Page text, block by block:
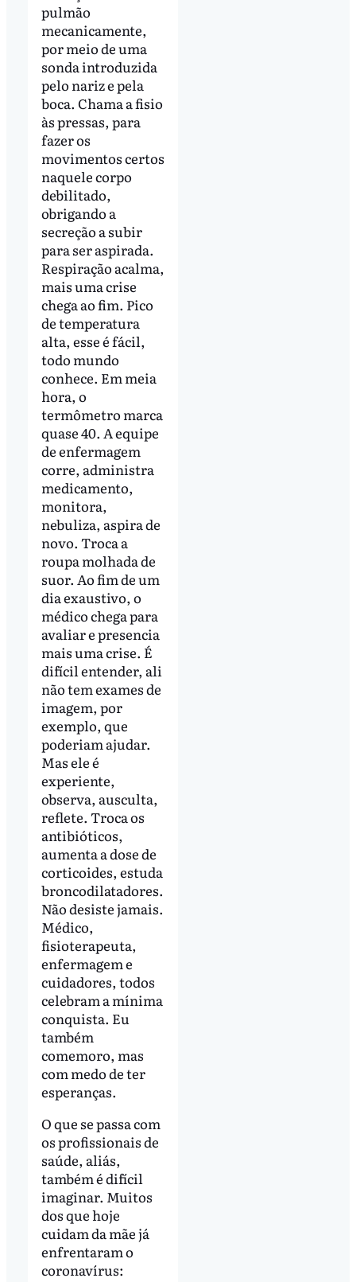
pulmão
mecanicamente,
por meio de uma
sonda introduzida
pelo nariz e pela
boca. Chama a fisio
às pressas, para
fazer os
movimentos certos
naquele corpo
debilitado,
obrigando a
secreção a subir
para ser aspirada.
Respiração acalma,
mais uma crise
chega ao fim. Pico
de temperatura
alta, esse é fácil,
todo mundo
conhece. Em meia
hora, o
termômetro marca
quase 40. A equipe
de enfermagem
corre, administra
medicamento,
monitora,
nebuliza, aspira de
novo. Troca a
roupa molhada de
suor. Ao fim de um
dia exaustivo, o
médico chega para
avaliar e presencia
mais uma crise. É
difícil entender, ali
não tem exames de
imagem, por
exemplo, que
poderiam ajudar.
Mas ele é
experiente,
observa, ausculta,
reflete. Troca os
antibióticos,
aumenta a dose de
corticoides, estuda
broncodilatadores.
Não desiste jamais.
Médico,
fisioterapeuta,
enfermagem e
cuidadores, todos
celebram a mínima
conquista. Eu
também
comemoro, mas
com medo de ter
esperanças.
O que se passa com
os profissionais de
saúde, aliás,
também é difícil
imaginar. Muitos
dos que hoje
cuidam da mãe já
enfrentaram o
coronavírus: